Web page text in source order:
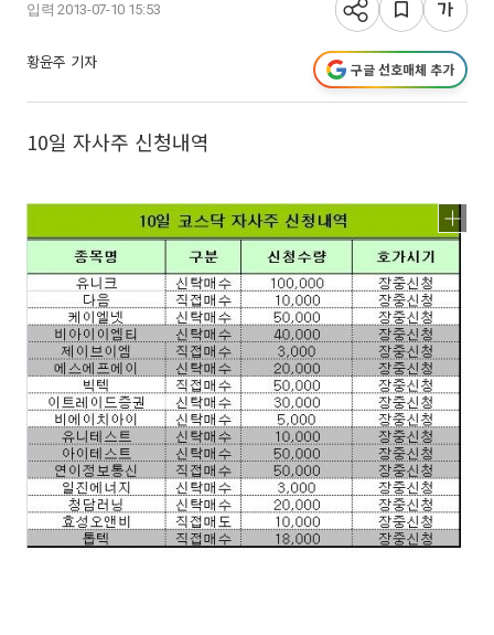
입력 2013-07-10 15:53
황윤주 기자 구글 선호매체 추가
10일 자사주 신청내역